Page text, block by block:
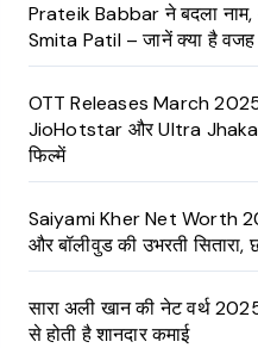
Prateik Babbar ने बदला
Smita Patil – जानें क्या है वजह
OTT Releases March
JioHotstar और Ultra
फिल्में
Saiyami Kher Net Worth
और बॉलीवुड की उभरती सितारा,
सारा अली खान की नेट वर्थ
से होती है शानदार कमाई